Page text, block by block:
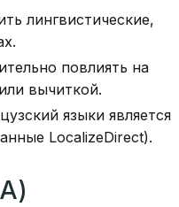
лингвистические,
повлиять на
вычиткой.
языки является
LocalizeDirect).